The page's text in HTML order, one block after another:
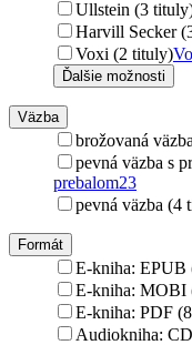
Ullstein (3
Harvill Secker
Voxi (2 tituly)
Ďalšie možnosti
Väzba
brožovaná
pevná väzba s
prebalom23
pevná väzba (4
Formát
E-kniha: EPUB
E-kniha: MOBI
E-kniha: PDF
Audiokniha: